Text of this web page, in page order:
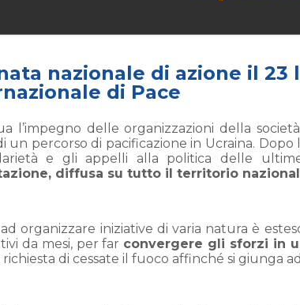
nazionale di azione il
di Pace
l’impegno delle organizzazioni della
di un percorso di pacificazione in Ucraina.
e gli appelli alla politica delle
diffusa su tutto il territorio
ad organizzare iniziative di varia natura è
da mesi, per far convergere gli sforzi in
di cessate il fuoco affinché si giunga